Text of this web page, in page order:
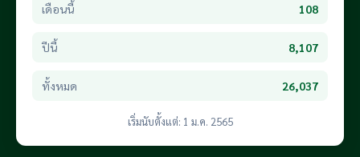
เดือนนี้ 108
ปีนี้ 8,107
ทั้งหมด 26,037
เริ่มนับตั้งแต่: 1 ม.ค. 2565